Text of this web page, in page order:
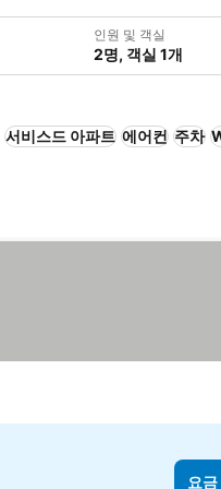
인원 및 객실
2명, 객실 1개
서비스드 아파트 에어컨 주차
요